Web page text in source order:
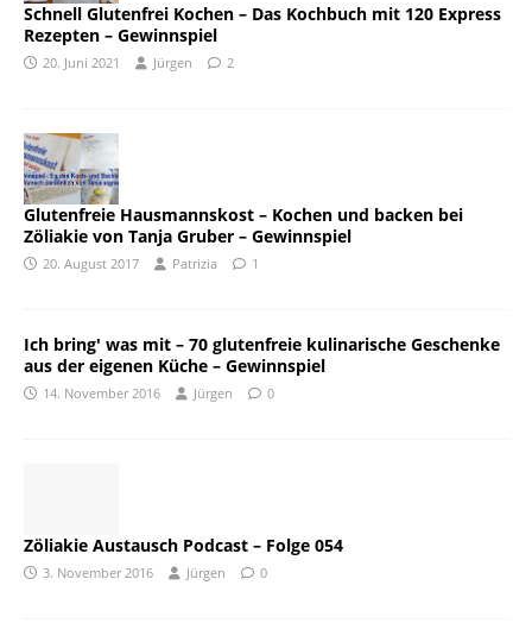
Schnell Glutenfrei Kochen – Das Kochbuch mit 120 Express
Rezepten – Gewinnspiel
20. Juni 2021 Jürgen 2
Glutenfreie Hausmannskost – Kochen und backen bei
Zöliakie von Tanja Gruber – Gewinnspiel
20. August 2017 Patrizia 1
Ich bring' was mit – 70 glutenfreie kulinarische Geschenke
aus der eigenen Küche – Gewinnspiel
14. November 2016 Jürgen 0
Zöliakie Austausch Podcast – Folge 054
3. November 2016 Jürgen 0